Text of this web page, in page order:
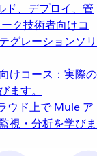
ド、デプロイ、管
ク技術者向けコ
グレーションソリ
けコース：実際の
ます。
ウド上で Mule ア
視・分析を学びま